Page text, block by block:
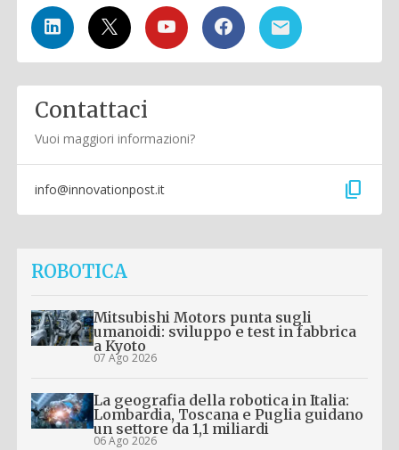
Contattaci
Vuoi maggiori informazioni?
info@innovationpost.it content_copy
ROBOTICA
Mitsubishi Motors punta sugli
umanoidi: sviluppo e test in fabbrica
a Kyoto
07 Ago 2026
La geografia della robotica in Italia:
Lombardia, Toscana e Puglia guidano
un settore da 1,1 miliardi
06 Ago 2026